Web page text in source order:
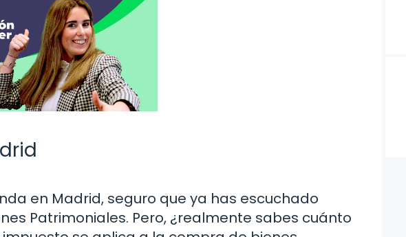
en Madrid, seguro que ya has escuchado
Patrimoniales. Pero, ¿realmente sabes cuánto